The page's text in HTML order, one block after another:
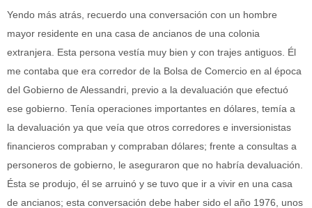
Yendo más atrás, recuerdo una conversación con un hombre
mayor residente en una casa de ancianos de una colonia
extranjera. Esta persona vestía muy bien y con trajes antiguos. Él
me contaba que era corredor de la Bolsa de Comercio en al época
del Gobierno de Alessandri, previo a la devaluación que efectuó
ese gobierno. Tenía operaciones importantes en dólares, temía a
la devaluación ya que veía que otros corredores e inversionistas
financieros compraban y compraban dólares; frente a consultas a
personeros de gobierno, le aseguraron que no habría devaluación.
Ésta se produjo, él se arruinó y se tuvo que ir a vivir en una casa
de ancianos; esta conversación debe haber sido el año 1976, unos